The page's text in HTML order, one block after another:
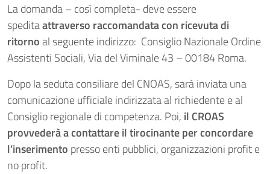
La domanda – così completa- deve essere
speditaattraverso raccomandata con ricevuta di
ritornoal seguente indirizzo: Consiglio Nazionale Ordine
Assistenti Sociali, Via del Viminale 43 – 00184 Roma.
Dopo la seduta consiliare del CNOAS, sarà inviata una
comunicazione ufficiale indirizzata al richiedente e al
Consiglio regionale di competenza. Poi, il CROAS
provvederà a contattare il tirocinante per concordare
l’inserimento presso enti pubblici, organizzazioni profit e
no profit.